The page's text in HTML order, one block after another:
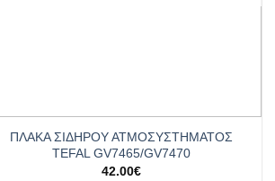
ΠΛΑΚΑ ΣΙΔΗΡΟΥ ΑΤΜΟΣΥΣΤΗΜΑΤΟΣ
TEFAL GV7465/GV7470
42.00€